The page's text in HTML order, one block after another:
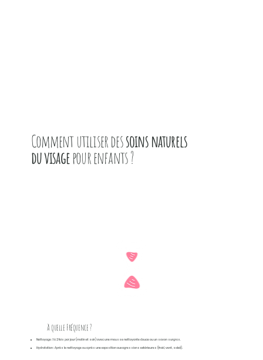
Comment utiliser dessoins naturels
du visagepour enfants ?
à quelle Fréquence ?
Nettoyage :1 à 2 fois par jour (matin et soir) avec une mousse nettoyante douce ou un savon surgras.
Hydratation :Après le nettoyage ou après une exposition aux agressions extérieures (froid, vent, soleil).